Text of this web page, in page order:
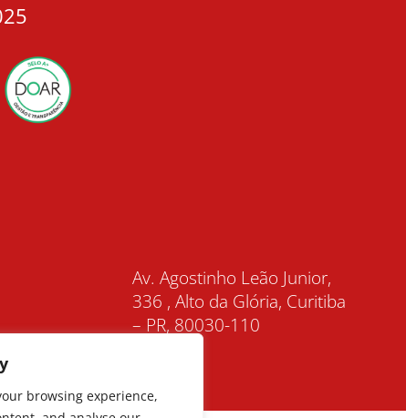
browsing experience,
Av. Agostinho Leão Junior,
336 , Alto da Glória, Curitiba
– PR, 80030-110